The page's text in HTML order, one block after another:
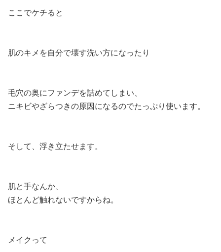
ここでケチると
肌のキメを自分で壊す洗い方になったり
毛穴の奥にファンデを詰めてしまい、
ニキビやざらつきの原因になるのでたっぷり使います。
そして、浮き立たせます。
肌と手なんか、
ほとんど触れないですからね。
メイクって